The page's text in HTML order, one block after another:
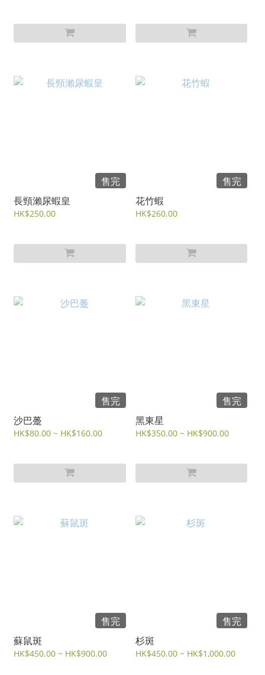
售完
長頸瀨尿蝦皇
HK$250.00
售完
花竹蝦
HK$260.00
售完
沙巴躉
HK$80.00 ~ HK$160.00
售完
黑東星
HK$350.00 ~ HK$900.00
售完
蘇鼠斑
HK$450.00 ~ HK$900.00
售完
杉斑
HK$450.00 ~ HK$1,000.00